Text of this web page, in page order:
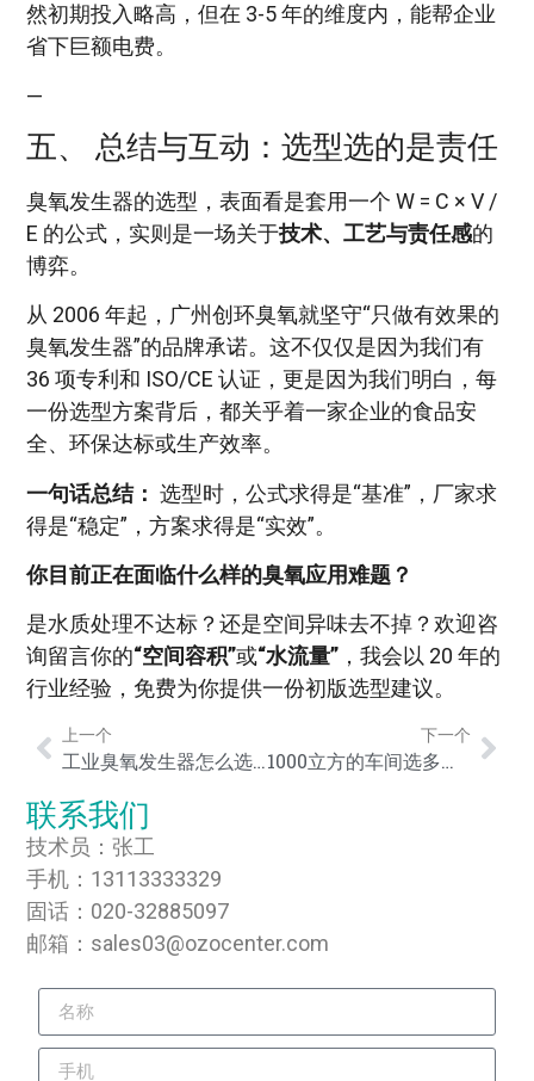
然初期投入略高，但在 3-5 年的维度内，能帮企业
省下巨额电费。
—
五、 总结与互动：选型选的是责任
臭氧发生器的选型，表面看是套用一个 W = C × V /
E 的公式，实则是一场关于技术、工艺与责任感的
博弈。
从 2006 年起，广州创环臭氧就坚守“只做有效果的
臭氧发生器”的品牌承诺。这不仅仅是因为我们有
36 项专利和 ISO/CE 认证，更是因为我们明白，每
一份选型方案背后，都关乎着一家企业的食品安
全、环保达标或生产效率。
一句话总结： 选型时，公式求得是“基准”，厂家求
得是“稳定”，方案求得是“实效”。
你目前正在面临什么样的臭氧应用难题？
是水质处理不达标？还是空间异味去不掉？欢迎咨
询留言你的“空间容积”或“水流量” ，我会以 20 年的
行业经验，免费为你提供一份初版选型建议。
上一个
工业臭氧发生器怎么选型？新手零门槛指南
下一个
1000立方的车间选多大臭氧发生器？结合洁净室与食品厂实战案例详解
联系我们
技术员：张工
手机：13113333329
固话：020-32885097
邮箱：sales03@ozocenter.com